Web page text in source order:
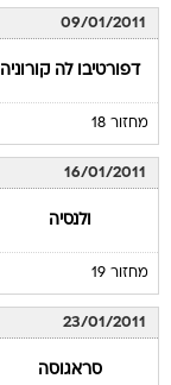
09/01/2011
דפורטיבו לה קורוניה
מחזור 18
16/01/2011
ולנסיה
מחזור 19
23/01/2011
סראגוסה